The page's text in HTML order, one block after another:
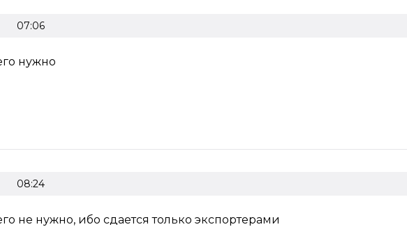
07:06
нужно
08:24
не нужно, ибо сдается только экспортерами